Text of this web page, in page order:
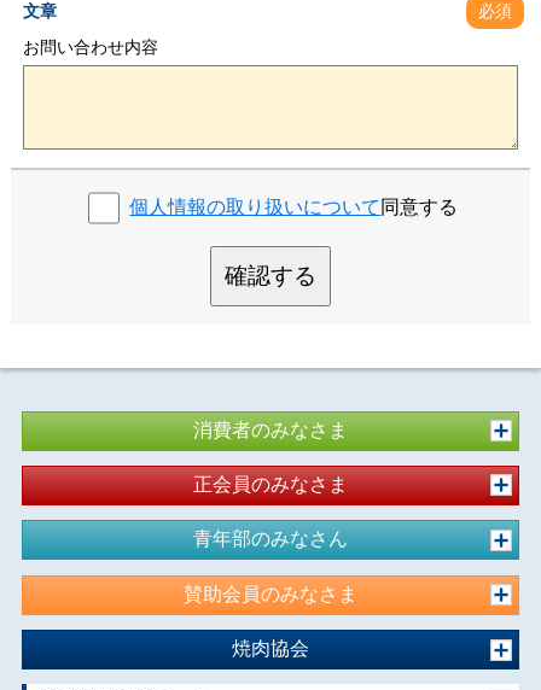
文章
必須
お問い合わせ内容
個人情報の取り扱いについて 同意する
確認する
消費者のみなさま
正会員のみなさま
青年部のみなさん
賛助会員のみなさま
焼肉協会